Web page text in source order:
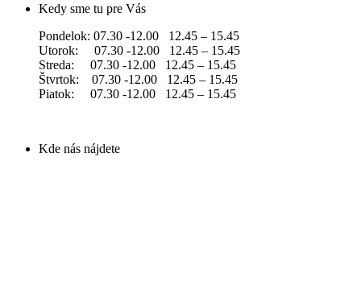
Kedy sme tu pre Vás
Pondelok: 07.30 -12.00 12.45 – 15.45
Utorok: 07.30 -12.00 12.45 – 15.45
Streda: 07.30 -12.00 12.45 – 15.45
Štvrtok: 07.30 -12.00 12.45 – 15.45
Piatok: 07.30 -12.00 12.45 – 15.45
Kde nás nájdete